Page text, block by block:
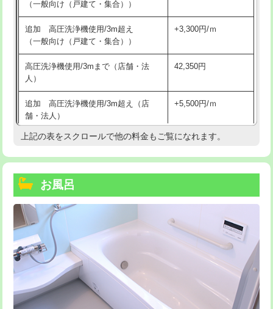
（一般向け（戸建て・集合））
追加 高圧洗浄機使用/3m超え
（一般向け（戸建て・集合））
+3,300円/ｍ
高圧洗浄機使用/3mまで（店舗・法
人）
42,350円
追加 高圧洗浄機使用/3m超え（店
舗・法人）
+5,500円/ｍ
高度高圧洗浄換 現地調査
トーラー機使用/3mまで
追加トーラー機使用/3m超え
カメラ調査 33,000円
桝清掃 8,800円
止水・漏水調査・防水処理・清掃・修
理・調整・分解・加工など（軽作業）
上記の表をスクロールで他の料金もご覧になれます。
お風呂